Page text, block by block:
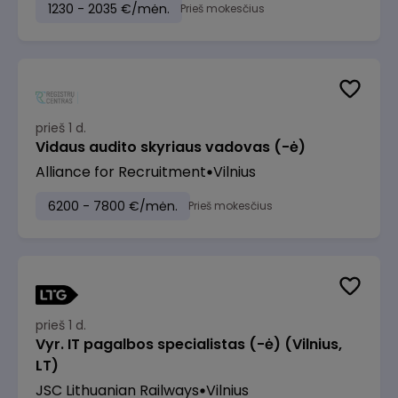
1230 - 2035 €/mėn. Prieš mokesčius
prieš 1 d.
Vidaus audito skyriaus vadovas (-ė)
Alliance for Recruitment Vilnius
6200 - 7800 €/mėn. Prieš mokesčius
prieš 1 d.
Vyr. IT pagalbos specialistas (-ė) (Vilnius,
LT)
JSC Lithuanian Railways Vilnius